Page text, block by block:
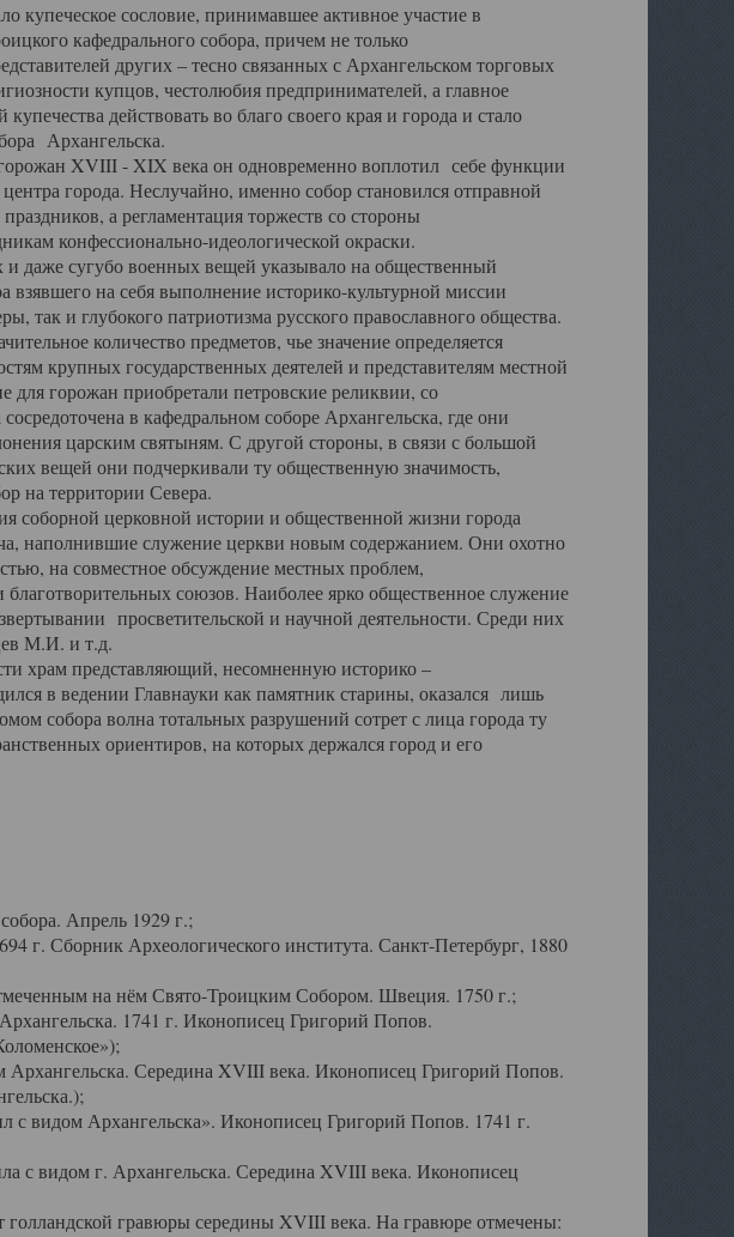
купеческое сословие, принимавшее активное участие в
кафедрального собора, причем не только
других – тесно связанных с Архангельском торговых
купцов, честолюбия предпринимателей, а главное
действовать во благо своего края и города и стало
Архангельска.
XVIII - XIX века он одновременно воплотил себе функции
города. Неслучайно, именно собор становился отправной
а регламентация торжеств со стороны
конфессионально-идеологической окраски.
сугубо военных вещей указывало на общественный
взявшего на себя выполнение историко-культурной миссии
так и глубокого патриотизма русского православного общества.
количество предметов, чье значение определяется
крупных государственных деятелей и представителям местной
для горожан приобретали петровские реликвии, со
в кафедральном соборе Архангельска, где они
царским святыням. С другой стороны, в связи с большой
вещей они подчеркивали ту общественную значимость,
на территории Севера.
церковной истории и общественной жизни города
наполнившие служение церкви новым содержанием. Они охотно
на совместное обсуждение местных проблем,
союзов. Наиболее ярко общественное служение
просветительской и научной деятельности. Среди них
М.И. и т.д.
храм представляющий, несомненную историко –
в ведении Главнауки как памятник старины, оказался лишь
собора волна тотальных разрушений сотрет с лица города ту
ориентиров, на которых держался город и его
Апрель 1929 г.;
г. Сборник Археологического института. Санкт-Петербург, 1880
на нём Свято-Троицким Собором. Швеция. 1750 г.;
1741 г. Иконописец Григорий Попов.
Середина XVIII века. Иконописец Григорий Попов.
видом Архангельска». Иконописец Григорий Попов. 1741 г.
с видом г. Архангельска. Середина XVIII века. Иконописец
гравюры середины XVIII века. На гравюре отмечены: